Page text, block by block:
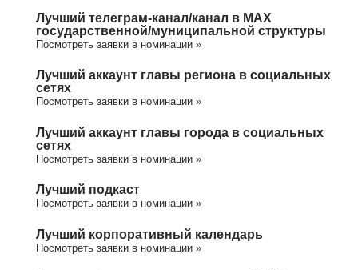
Лучший телеграм-канал/канал в МАХ
государственной/муниципальной структуры
Посмотреть заявки в номинации »
Лучший аккаунт главы региона в социальных
сетях
Посмотреть заявки в номинации »
Лучший аккаунт главы города в социальных
сетях
Посмотреть заявки в номинации »
Лучший подкаст
Посмотреть заявки в номинации »
Лучший корпоративный календарь
Посмотреть заявки в номинации »